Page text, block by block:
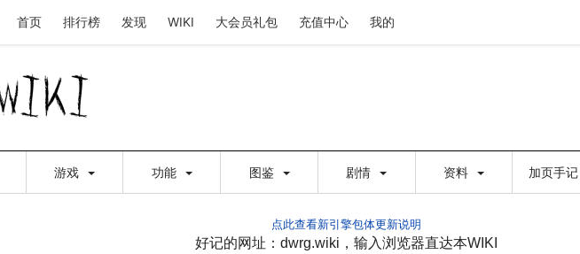
首页 排行榜 发现 WIKI 大会员礼包 充值中心 我的
游戏 功能 图鉴 剧情 资料 加页手记
点此查看新引擎包体更新说明
好记的网址：dwrg.wiki，输入浏览器直达本WIKI